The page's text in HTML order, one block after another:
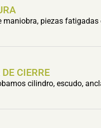
piezas
CIERRE
cilindro, escudo,